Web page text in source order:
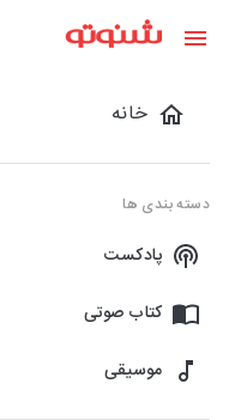
خانه
دسته بندی ها
پادکست
کتاب صوتی
موسیقی